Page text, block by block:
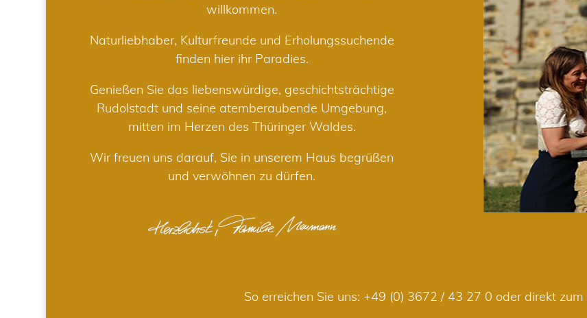
willkommen.
Naturliebhaber, Kulturfreunde und Erholungssuchende
finden hier ihr Paradies.
Genießen Sie das liebenswürdige, geschichtsträchtige
Rudolstadt und seine atemberaubende Umgebung,
mitten im Herzen des Thüringer Waldes.
Wir freuen uns darauf, Sie in unserem Haus begrüßen
und verwöhnen zu dürfen.
So erreichen Sie uns: +49 (0) 3672 / 43 27 0 oder direkt zum